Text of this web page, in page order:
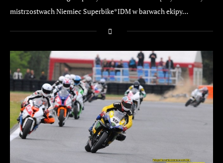
mistrzostwach Niemiec Superbike*IDM w barwach ekipy…